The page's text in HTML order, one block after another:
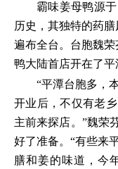
霸味姜母鸭源
历史，其独特的药
遍布全台。台胞魏
鸭大陆首店开在了平
“平潭台胞多，
开业后，不仅有老
主前来探店。”魏荣
好了准备。“有些来
膳和姜的味道，今